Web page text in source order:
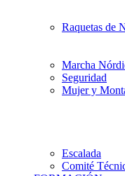
Raquetas de
Marcha
Seguridad
Mujer y
Escalada
Comité